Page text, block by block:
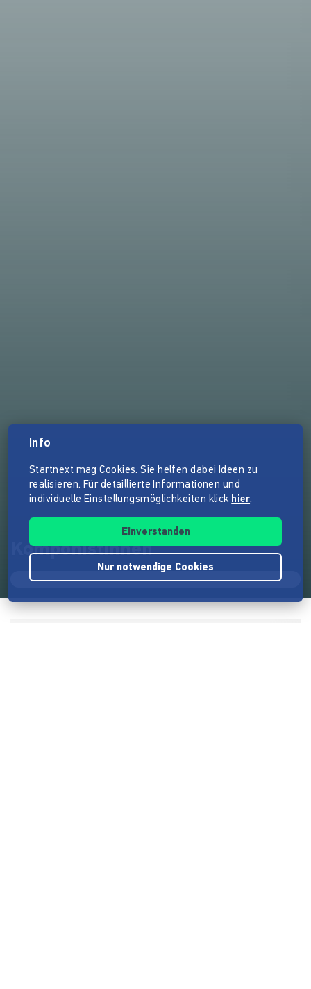
Komponistinnen
Info
Startnext mag Cookies. Sie helfen dabei Ideen zu
realisieren. Für detaillierte Informationen und
individuelle Einstellungsmöglichkeiten klick hier.
Einverstanden
Nur notwendige Cookies